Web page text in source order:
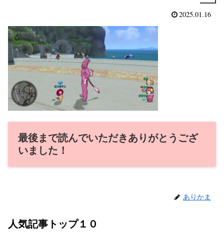
2025.01.16
最後まで読んでいただきありがとうござ
いました！
ありかま
人気記事トップ１０